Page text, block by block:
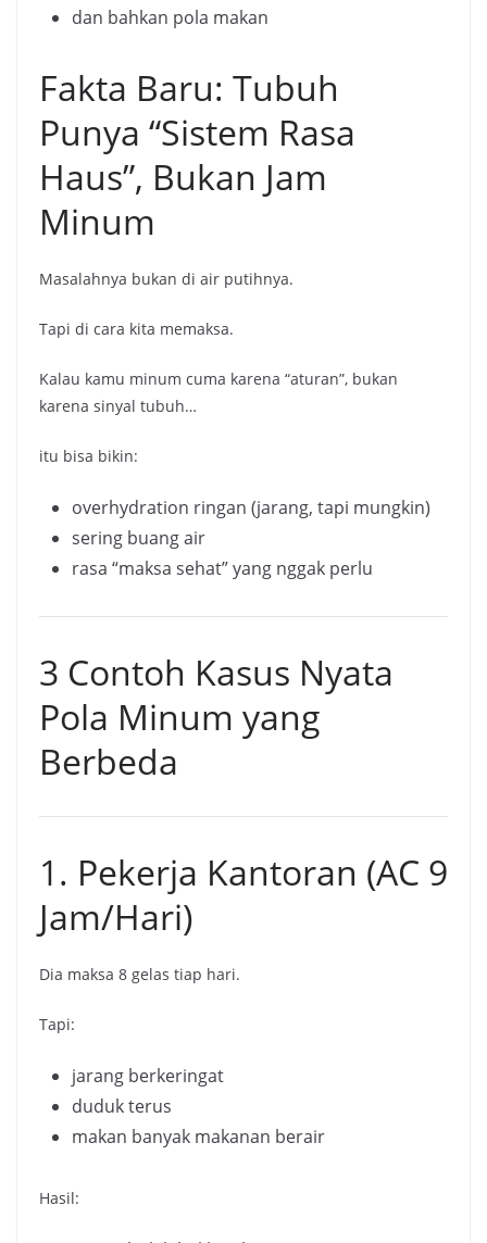
dan bahkan pola makan
Fakta Baru: Tubuh
Punya “Sistem Rasa
Haus”, Bukan Jam
Minum
Masalahnya bukan di air putihnya.
Tapi di cara kita memaksa.
Kalau kamu minum cuma karena “aturan”, bukan
karena sinyal tubuh…
itu bisa bikin:
overhydration ringan (jarang, tapi mungkin)
sering buang air
rasa “maksa sehat” yang nggak perlu
3 Contoh Kasus Nyata
Pola Minum yang
Berbeda
1. Pekerja Kantoran (AC 9
Jam/Hari)
Dia maksa 8 gelas tiap hari.
Tapi:
jarang berkeringat
duduk terus
makan banyak makanan berair
Hasil: